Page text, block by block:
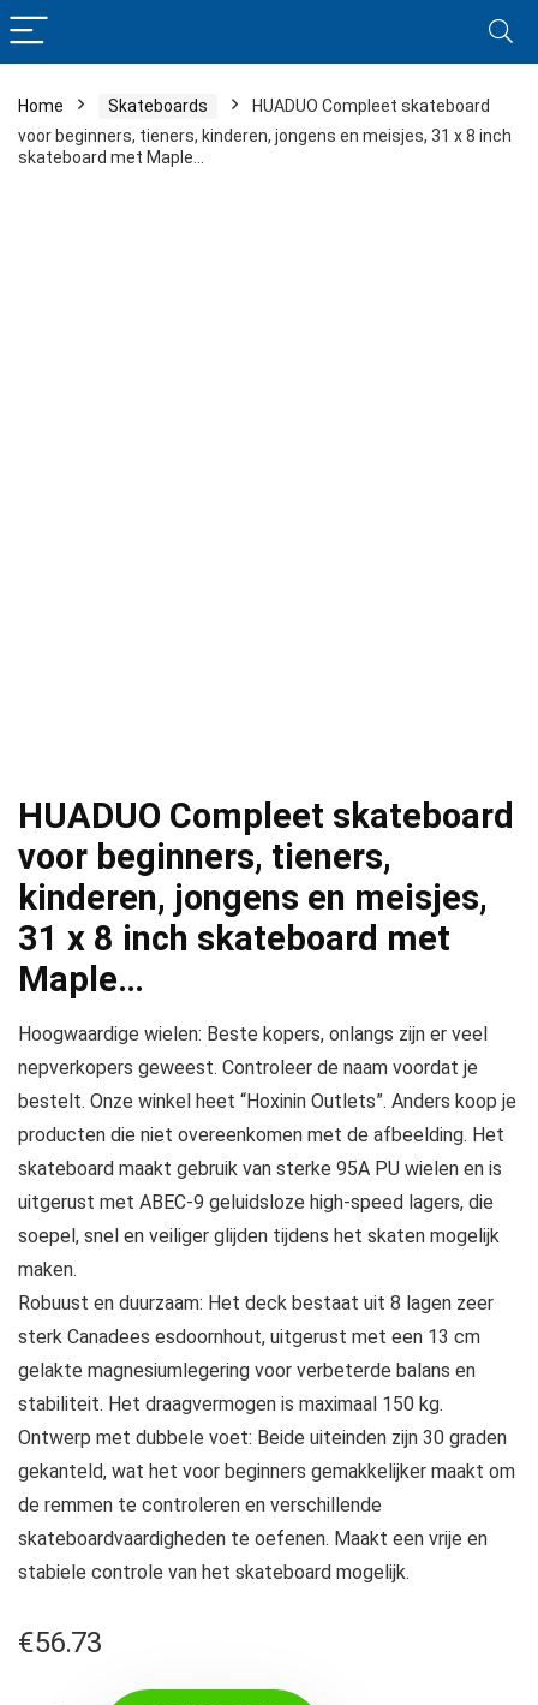
Home Skateboards
HUADUO Compleet skateboard
voor beginners, tieners, kinderen, jongens en meisjes, 31 x 8 inch
skateboard met Maple…
HUADUO Compleet skateboard
voor beginners, tieners,
kinderen, jongens en meisjes,
31 x 8 inch skateboard met
Maple…
Hoogwaardige wielen: Beste kopers, onlangs zijn er veel
nepverkopers geweest. Controleer de naam voordat je
bestelt. Onze winkel heet “Hoxinin Outlets”. Anders koop je
producten die niet overeenkomen met de afbeelding. Het
skateboard maakt gebruik van sterke 95A PU wielen en is
uitgerust met ABEC-9 geluidsloze high-speed lagers, die
soepel, snel en veiliger glijden tijdens het skaten mogelijk
maken.
Robuust en duurzaam: Het deck bestaat uit 8 lagen zeer
sterk Canadees esdoornhout, uitgerust met een 13 cm
gelakte magnesiumlegering voor verbeterde balans en
stabiliteit. Het draagvermogen is maximaal 150 kg.
Ontwerp met dubbele voet: Beide uiteinden zijn 30 graden
gekanteld, wat het voor beginners gemakkelijker maakt om
de remmen te controleren en verschillende
skateboardvaardigheden te oefenen. Maakt een vrije en
stabiele controle van het skateboard mogelijk.
€56.73